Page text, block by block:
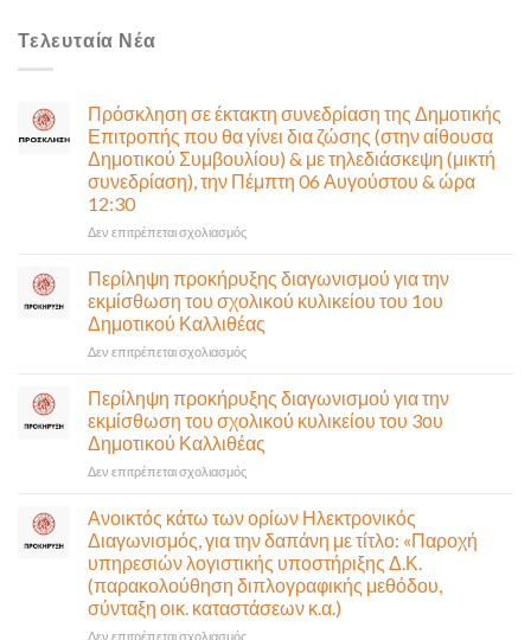
Τελευταία Νέα
Πρόσκληση σε έκτακτη συνεδρίαση της Δημοτικής
Επιτροπής που θα γίνει δια ζώσης (στην αίθουσα
Δημοτικού Συμβουλίου) & με τηλεδιάσκεψη (μικτή
συνεδρίαση), την Πέμπτη 06 Αυγούστου & ώρα
12:30
Δεν επιτρέπεται σχολιασμόςστο
σε
έκτακτη
συνεδρίαση
της
Δημοτικής
που
θα
γίνει
δια
ζώσης
αίθουσα
Δημοτικού
Συμβουλίου)
&
με
τηλεδιάσκεψη
(μικτή
Περίληψη προκήρυξης διαγωνισμού για την
εκμίσθωση του σχολικού κυλικείου του 1ου
Δημοτικού Καλλιθέας
Δεν επιτρέπεται σχολιασμόςστο
προκήρυξης
διαγωνισμού
για
την
εκμίσθωση
σχολικού
κυλικείου
του
1ου
Δημοτικού
Καλλιθέας
Περίληψη προκήρυξης διαγωνισμού για την
εκμίσθωση του σχολικού κυλικείου του 3ου
Δημοτικού Καλλιθέας
Δεν επιτρέπεται σχολιασμόςστο
προκήρυξης
διαγωνισμού
για
την
εκμίσθωση
του
σχολικού
Ανοικτός κάτω των ορίων Ηλεκτρονικός
Διαγωνισμός, για την δαπάνη με τίτλο: «Παροχή
υπηρεσιών λογιστικής υποστήριξης Δ.Κ.
(παρακολούθηση διπλογραφικής μεθόδου,
σύνταξη οικ. καταστάσεων κ.α.)
Δεν επιτρέπεται σχολιασμόςστο